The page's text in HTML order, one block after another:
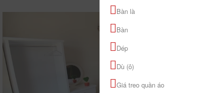
Bàn là
Bàn
Dép
Dù (ô)
Giá treo quần áo